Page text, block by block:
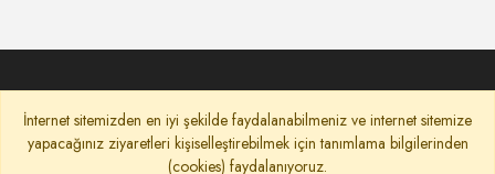
İnternet sitemizden en iyi şekilde faydalanabilmeniz ve internet sitemize
yapacağınız ziyaretleri kişiselleştirebilmek için tanımlama bilgilerinden
(cookies) faydalanıyoruz.